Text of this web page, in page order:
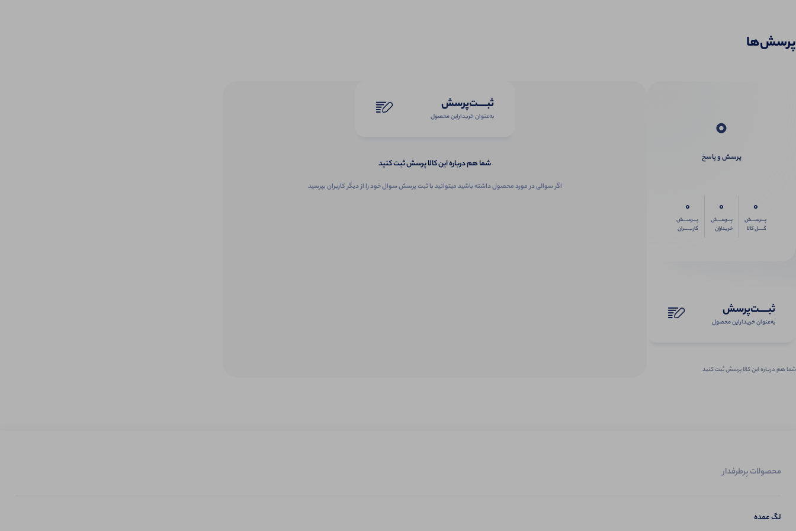
پرسش‌ها
0
پرسش و پاسخ
0
پـــرســـش
کــــل کالا
0
پـــرســـش
خریداران
0
پـــرســـش
کاربـــــران
ثبـــــت‌پرسش
به‌عنوان ‌خریدار‌این‌ محصول
شما هم درباره این کالا پرسش ثبت کنید
ثبـــــت‌پرسش
به‌عنوان ‌خریدار‌این‌ محصول
شما هم درباره این کالا پرسش ثبت کنید
اگر سوالی در مورد محصول داشته باشید میتوانید با ثبت پرسش سوال خود را از دیگر کاربران بپرسید
محصولات پرطرفدار
لگ عمده